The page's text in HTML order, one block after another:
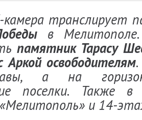
камера транслирует
в
памятник Тарасу
освободителям
а на
поселки. Также
и 14-